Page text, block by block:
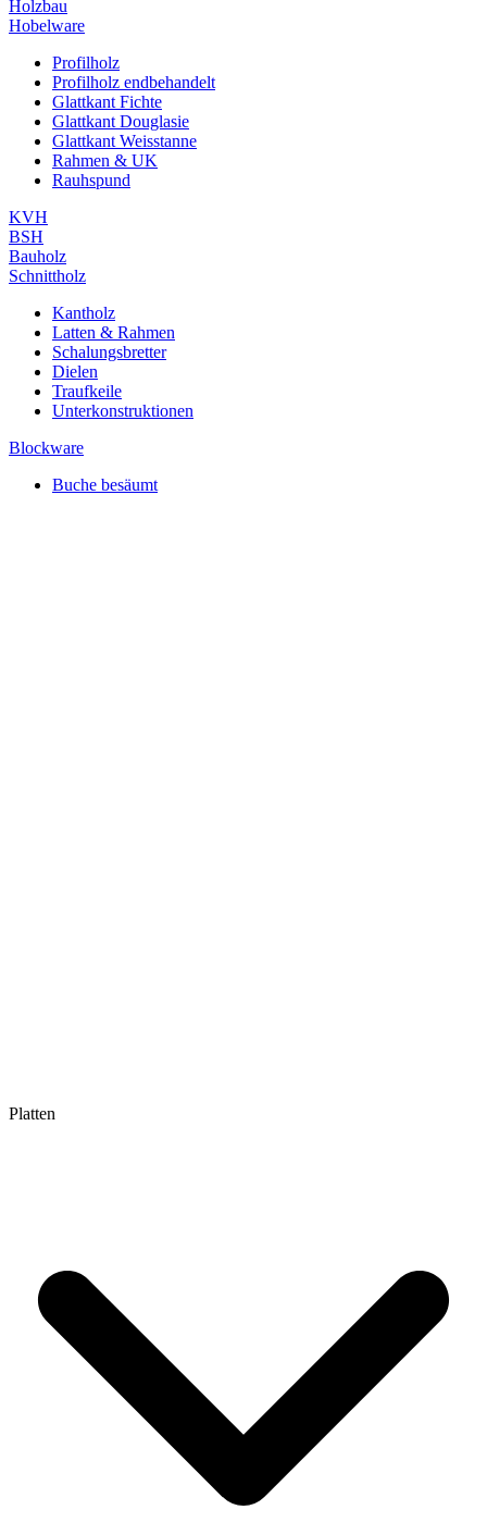
Holzbau
Hobelware
Profilholz
Profilholz endbehandelt
Glattkant Fichte
Glattkant Douglasie
Glattkant Weisstanne
Rahmen & UK
Rauhspund
KVH
BSH
Bauholz
Schnittholz
Kantholz
Latten & Rahmen
Schalungsbretter
Dielen
Traufkeile
Unterkonstruktionen
Blockware
Buche besäumt
Platten